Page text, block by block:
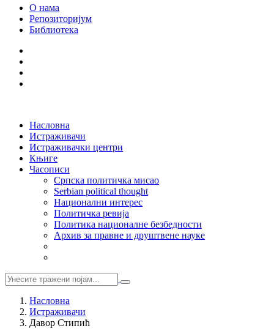
О нама
Репозиторијум
Библиотека
Насловна
Истраживачи
Истраживачки центри
Књиге
Часописи
Српска политичка мисао
Serbian political thought
Национални интерес
Политичка ревија
Политика националне безбедности
Архив за правне и друштвене науке
Насловна
Истраживачи
Давор Стипић